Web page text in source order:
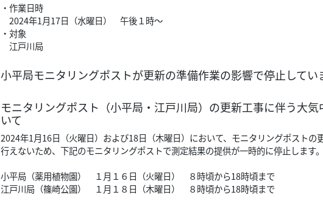
・作業日時
2024年1月17日（水曜日） 午後１時～
・対象
江戸川局
小平局モニタリングポストが更新の準備作業の影響で停止してい
モニタリングポスト（小平局・江戸川局）の更新工事に伴う大
いて
2024年1月16日（火曜日）および18日（木曜日）において、モニタリングポスト
行えないため、下記のモニタリングポストで測定結果の提供が一時的に停止します。
小平局（薬用植物園） １月１６日（火曜日） ８時頃から18時頃まで
江戸川局（篠崎公園） １月１８日（木曜日） ８時頃から18時頃まで